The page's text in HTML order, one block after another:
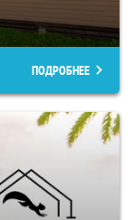
ПОДРОБНЕЕ